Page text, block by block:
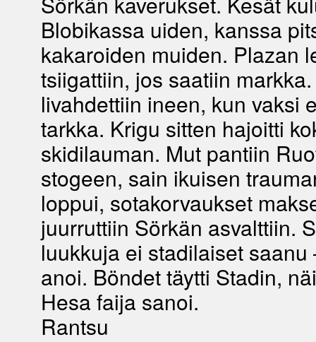
Blobikassa uiden, kanssa
kakaroiden muiden. Plazan
tsiigattiin, jos saatiin
livahdettiin ineen, kun vaksi
tarkka. Krigu sitten hajoitti
skidilauman. Mut pantiin
stogeen, sain ikuisen
loppui, sotakorvaukset
juurruttiin Sörkän asvalttiin.
luukkuja ei stadilaiset saanu
anoi. Böndet täytti Stadin,
Hesa faija sanoi.
Rantsu